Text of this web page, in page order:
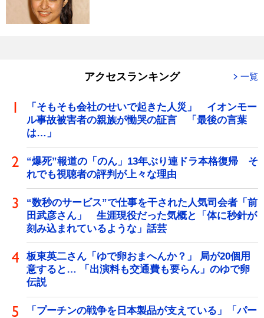
アクセスランキング 一覧
「そもそも会社のせいで起きた人災」 イオンモー
ル事故被害者の親族が慟哭の証言 「最後の言葉
は…」
“爆死”報道の「のん」13年ぶり連ドラ本格復帰 そ
れでも視聴者の評判が上々な理由
“数秒のサービス”で仕事を干された人気司会者「前
田武彦さん」 生涯現役だった気概と「体に秒針が
刻み込まれているような」話芸
板東英二さん「ゆで卵おまへんか？」 局が20個用
意すると… 「出演料も交通費も要らん」のゆで卵
伝説
「プーチンの戦争を日本製品が支えている」「パー